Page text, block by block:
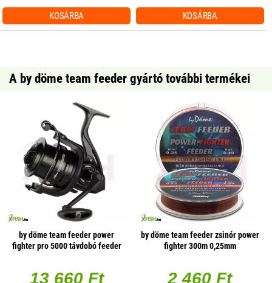
KOSÁRBA KOSÁRBA
A by döme team feeder gyártó további termékei
by döme team feeder power
fighter pro 5000 távdobó feeder
13 660 Ft
by döme team feeder zsinór power
fighter 300m 0,25mm
2 460 Ft